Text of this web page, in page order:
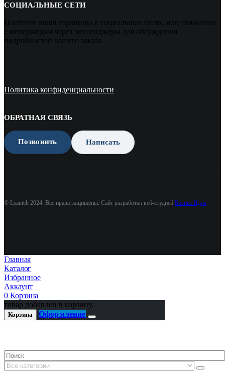
СОЦИАЛЬНЫЕ СЕТИ
Посетите наши страницы в социальных сетях, или свяжитесь
с менеджером через мессенджеры для обсуждения
подробностей вашего заказа
Политика конфиденциальности
ОБРАТНАЯ СВЯЗЬ
Позвонить Написать
© Lsanteh 2024. Все права защищены. Сайт разработан веб-студией Бизнес Идея
Главная
Каталог
Избранное
Аккаунт
0 Корзина
товар добавлен в корзину.
Корзина Оформление